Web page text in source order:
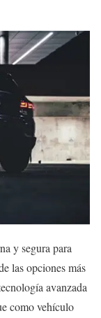
y segura para
las opciones más
avanzada
como vehículo